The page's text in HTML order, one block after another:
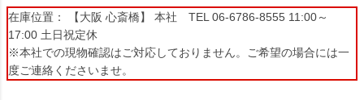
在庫位置： 【大阪 心斎橋】 本社 TEL 06-6786-8555 11:00～
17:00 土日祝定休
※本社での現物確認はご対応しておりません。ご希望の場合には一
度ご連絡くださいませ。